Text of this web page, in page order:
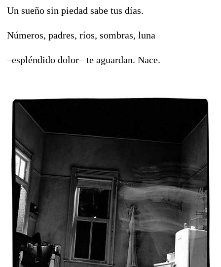
Un sueño sin piedad sabe tus días.
Números, padres, ríos, sombras, luna
–espléndido dolor– te aguardan. Nace.